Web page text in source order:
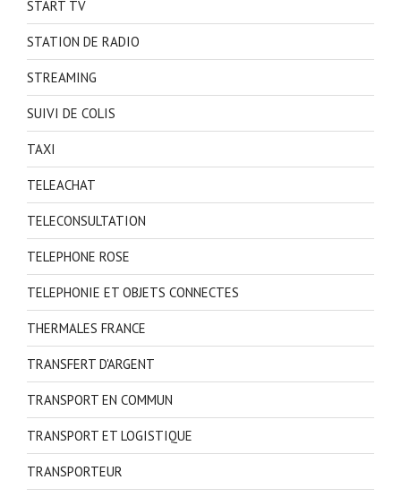
START TV
STATION DE RADIO
STREAMING
SUIVI DE COLIS
TAXI
TELEACHAT
TELECONSULTATION
TELEPHONE ROSE
TELEPHONIE ET OBJETS CONNECTES
THERMALES FRANCE
TRANSFERT D'ARGENT
TRANSPORT EN COMMUN
TRANSPORT ET LOGISTIQUE
TRANSPORTEUR